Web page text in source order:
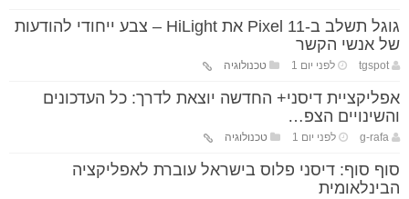
גוגל תשלב ב-Pixel 11 את HiLight – צבע ייחודי להודעות
של אנשי הקשר
tgspot לפני יום 1 טכנולוגיה
אפליקציית דיסני+ החדשה יוצאת לדרך: כל העדכונים
והשינויים הצפ…
g-rafa לפני יום 1 טכנולוגיה
סוף סוף: דיסני פלוס בישראל עוברת לאפליקציה
הבינלאומית